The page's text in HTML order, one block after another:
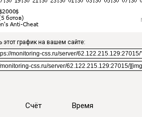
этот график на вашем сайте:
Счёт
Время